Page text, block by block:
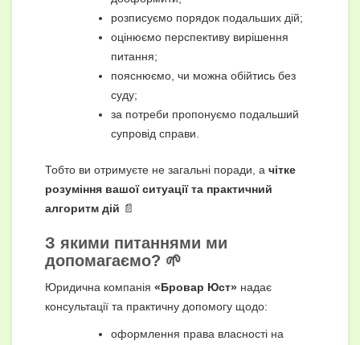
розписуємо порядок подальших дій;
оцінюємо перспективу вирішення
питання;
пояснюємо, чи можна обійтись без
суду;
за потреби пропонуємо подальший
супровід справи.
Тобто ви отримуєте не загальні поради, а чітке
розуміння вашої ситуації та практичний
алгоритм дій 📄
З якими питаннями ми
допомагаємо? 🌱
Юридична компанія «Бровар Юст» надає
консультації та практичну допомогу щодо:
оформлення права власності на